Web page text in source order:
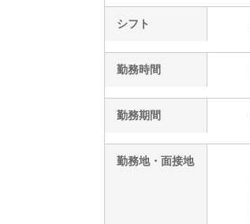
シフト
勤務時間
勤務期間
勤務地・面接地